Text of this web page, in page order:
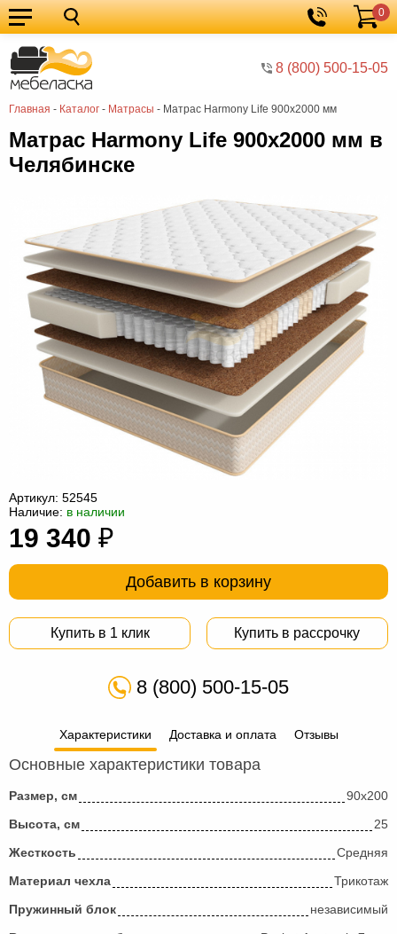
8 (800) 500-15-05
Корзина
0
Главная - Каталог - Матрасы - Матрас Harmony Life 900х2000 мм
Кухонные
гарнитуры
Мебель
для
кухни
Мебель
для
спальни
Кровати
Шкафы
Диваны
мебель
Детская
мебель
Мебель
гостиную
Мебель
прихожей
Столы
Комоды
Офисная
компьютер
для
ванной
Мебель
трансформер
Матрасы
мешки
Мебель
из
Садовая
Матрас Harmony Life 900х2000 мм в
Челябинске
Артикул: 52545
Наличие: в наличии
19 340 ₽
Добавить в корзину
Купить в 1 клик Купить в рассрочку
8 (800) 500-15-05
Характеристики Доставка и оплата Отзывы
Основные характеристики товара
Размер, см
90х200
Высота, см
25
Жесткость
Средняя
Материал чехла
Трикотаж
Пружинный блок
независимый